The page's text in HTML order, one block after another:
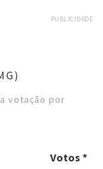
PUBLICIDADE
votação por
Votos *